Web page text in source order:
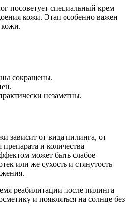
посоветует специальный крем
кожи. Этап особенно важен
кожи.
сокращены.
незаметны.
зависит от вида пилинга, от
препарата и количества
может быть слабое
или же сухость и стянутость
реабилитации после пилинга
и появляться на солнце без